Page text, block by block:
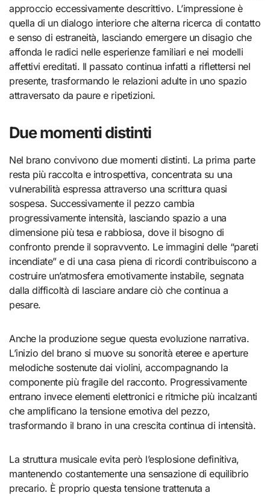
approccio eccessivamente descrittivo. L’impressione è
quella di un dialogo interiore che alterna ricerca di contatto
e senso di estraneità, lasciando emergere un disagio che
affonda le radici nelle esperienze familiari e nei modelli
affettivi ereditati. Il passato continua infatti a riflettersi nel
presente, trasformando le relazioni adulte in uno spazio
attraversato da paure e ripetizioni.
Due momenti distinti
Nel brano convivono due momenti distinti. La prima parte
resta più raccolta e introspettiva, concentrata su una
vulnerabilità espressa attraverso una scrittura quasi
sospesa. Successivamente il pezzo cambia
progressivamente intensità, lasciando spazio a una
dimensione più tesa e rabbiosa, dove il bisogno di
confronto prende il sopravvento. Le immagini delle “pareti
incendiate” e di una casa piena di ricordi contribuiscono a
costruire un’atmosfera emotivamente instabile, segnata
dalla difficoltà di lasciare andare ciò che continua a
pesare.
Anche la produzione segue questa evoluzione narrativa.
L’inizio del brano si muove su sonorità eteree e aperture
melodiche sostenute dai violini, accompagnando la
componente più fragile del racconto. Progressivamente
entrano invece elementi elettronici e ritmiche più incalzanti
che amplificano la tensione emotiva del pezzo,
trasformando il brano in una crescita continua di intensità.
La struttura musicale evita però l’esplosione definitiva,
mantenendo costantemente una sensazione di equilibrio
precario. È proprio questa tensione trattenuta a